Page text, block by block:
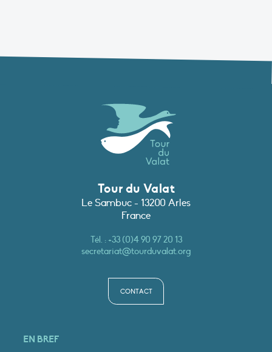
Tour du Valat
Le Sambuc - 13200 Arles
France
Tél. :+33 (0)4 90 97 20 13
secretariat@tourduvalat.org
CONTACT
EN BREF